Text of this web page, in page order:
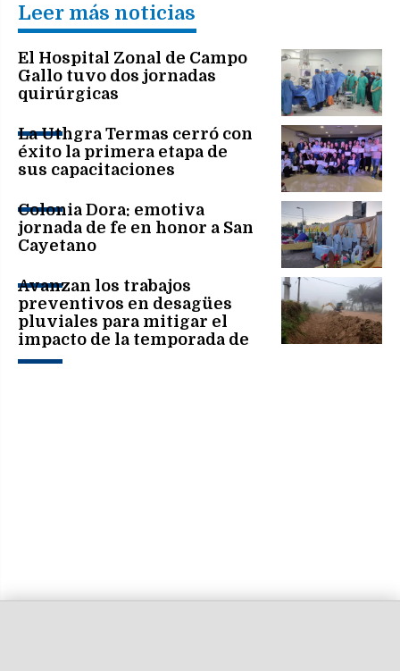
Leer más noticias
El Hospital Zonal de Campo
Gallo tuvo dos jornadas
quirúrgicas
La Uthgra Termas cerró con
éxito la primera etapa de
sus capacitaciones
Colonia Dora: emotiva
jornada de fe en honor a San
Cayetano
Avanzan los trabajos
preventivos en desagües
pluviales para mitigar el
impacto de la temporada de
lluvias